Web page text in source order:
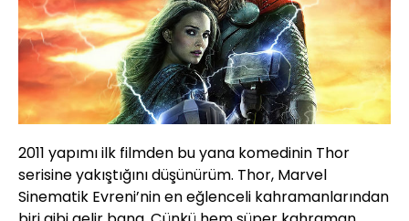
2011 yapımı ilk filmden bu yana komedinin Thor
serisine yakıştığını düşünürüm. Thor, Marvel
Sinematik Evreni’nin en eğlenceli kahramanlarından